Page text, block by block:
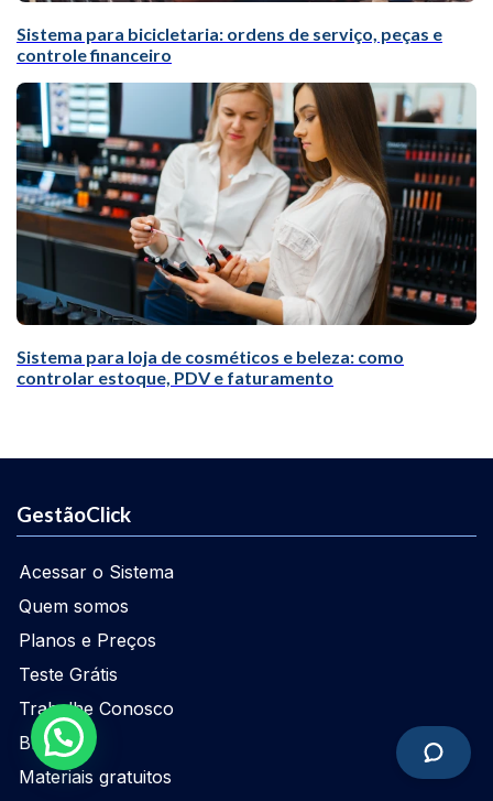
Sistema para bicicletaria: ordens de serviço, peças e
controle financeiro
Sistema para loja de cosméticos e beleza: como
controlar estoque, PDV e faturamento
GestãoClick
Acessar o Sistema
Quem somos
Planos e Preços
Teste Grátis
Trabalhe Conosco
Blog
Materiais gratuitos